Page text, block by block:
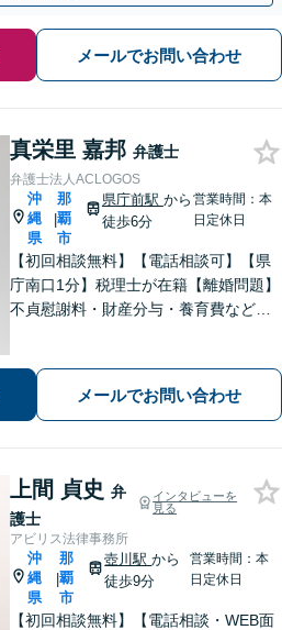
メールでお問い合わせ
真栄里 嘉邦 弁護士
弁護士法人ACLOGOS
沖
縄
県
|
那
覇
市
県庁前駅 から
徒歩6分
営業時間：本
日定休日
【初回相談無料】【電話相談可】【県
庁南口1分】税理士が在籍【離婚問題】
不貞慰謝料・財産分与・養育費など。
額）・明け渡し請求・立退料増額など
に対応。交渉から訴訟までお任せくだ
メールでお問い合わせ
上間 貞史 弁
護士
インタビューを
見る
アビリス法律事務所
沖
縄
県
|
那
覇
市
壺川駅から
徒歩9分
営業時間：本
日定休日
【初回相談無料】【電話相談・WEB面